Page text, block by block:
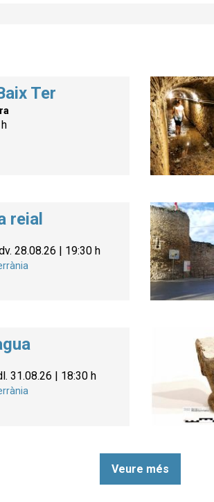
Ter
reial
28.08.26 | 19:30 h
31.08.26 18:30 h
Veure més